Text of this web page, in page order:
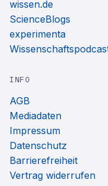
wissen.de
ScienceBlogs
experimenta
INFO
AGB
Mediadaten
Impressum
Datenschutz
Barrierefreiheit
Vertrag widerrufen